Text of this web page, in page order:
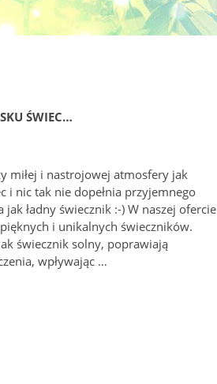
ŚWIEC…
miłej i nastrojowej atmosfery jak
i nic tak nie dopełnia przyjemnego
ładny świecznik :-) W naszej ofercie
i unikalnych świeczników.
świecznik solny, poprawiają
wpływając …